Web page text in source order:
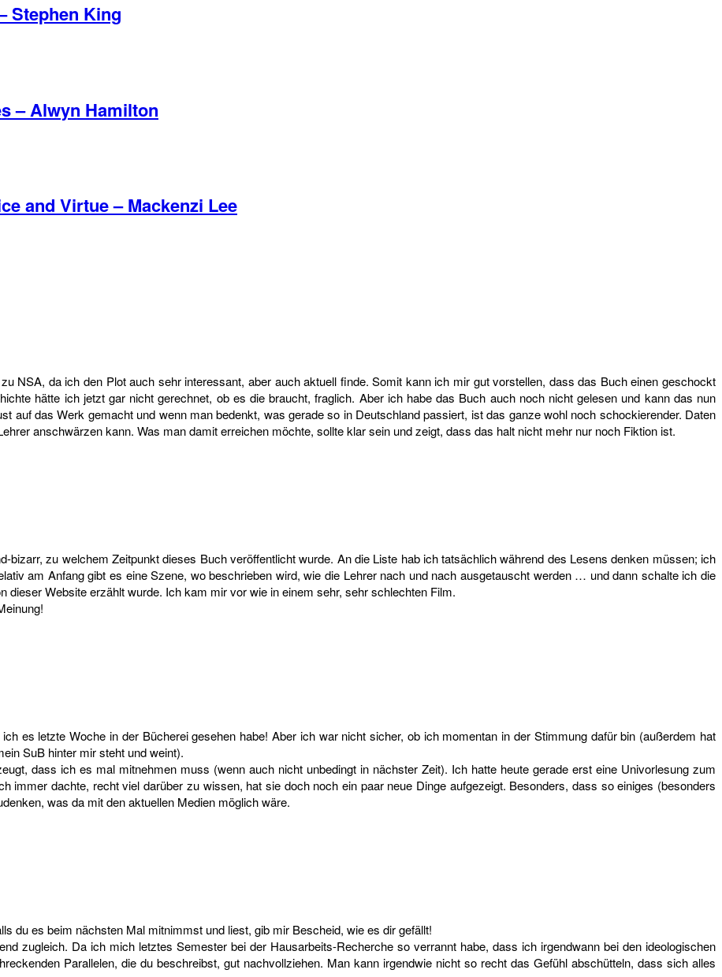
Stephen King
– Alwyn Hamilton
and Virtue – Mackenzi Lee
NSA, da ich den Plot auch sehr interessant, aber auch aktuell finde. Somit kann ich mir gut vorstellen, dass das Buch einen geschockt
hätte ich jetzt gar nicht gerechnet, ob es die braucht, fraglich. Aber ich habe das Buch auch noch nicht gelesen und kann das nun
auf das Werk gemacht und wenn man bedenkt, was gerade so in Deutschland passiert, ist das ganze wohl noch schockierender. Daten
anschwärzen kann. Was man damit erreichen möchte, sollte klar sein und zeigt, dass das halt nicht mehr nur noch Fiktion ist.
zu welchem Zeitpunkt dieses Buch veröffentlicht wurde. An die Liste hab ich tatsächlich während des Lesens denken müssen; ich
am Anfang gibt es eine Szene, wo beschrieben wird, wie die Lehrer nach und nach ausgetauscht werden … und dann schalte ich die
dieser Website erzählt wurde. Ich kam mir vor wie in einem sehr, sehr schlechten Film.
es letzte Woche in der Bücherei gesehen habe! Aber ich war nicht sicher, ob ich momentan in der Stimmung dafür bin (außerdem hat
SuB hinter mir steht und weint).
dass ich es mal mitnehmen muss (wenn auch nicht unbedingt in nächster Zeit). Ich hatte heute gerade erst eine Univorlesung zum
immer dachte, recht viel darüber zu wissen, hat sie doch noch ein paar neue Dinge aufgezeigt. Besonders, dass so einiges (besonders
was da mit den aktuellen Medien möglich wäre.
du es beim nächsten Mal mitnimmst und liest, gib mir Bescheid, wie es dir gefällt!
zugleich. Da ich mich letztes Semester bei der Hausarbeits-Recherche so verrannt habe, dass ich irgendwann bei den ideologischen
Parallelen, die du beschreibst, gut nachvollziehen. Man kann irgendwie nicht so recht das Gefühl abschütteln, dass sich alles